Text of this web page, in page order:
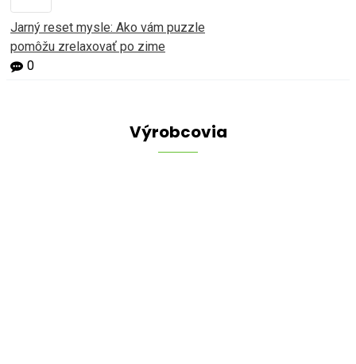
Jarný reset mysle: Ako vám puzzle
pomôžu zrelaxovať po zime
0
Výrobcovia